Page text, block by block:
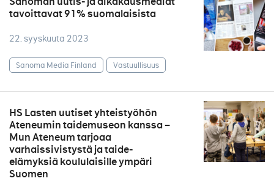
tavoittavat 91% suomalaisista
22. syyskuuta 2023
Sanoma Media Finland Vastuullisuus
HS Lasten uutiset yhteistyöhön
Ateneumin taidemuseon kanssa –
Mun Ateneum tarjoaa
varhaissivistystä ja taide-
elämyksiä koululaisille ympäri
Suomen